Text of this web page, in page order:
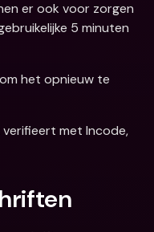
er ook voor zorgen
5 minuten
het opnieuw te
met Incode,